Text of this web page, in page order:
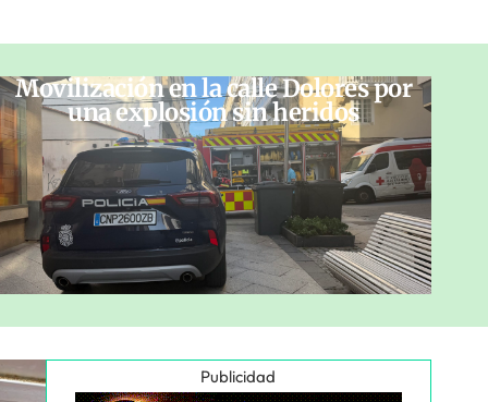
Movilización en la calle Dolores por
una explosión sin heridos
Publicidad